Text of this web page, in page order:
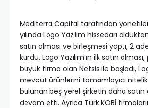
Mediterra Capital tarafından
yılında Logo Yazılım hissedarı
satın alması ve birleşmesi yaptı, 2
kurdu. Logo Yazılım’ın ilk satın
büyük firma olan Netsis ile başladı,
mevcut ürünlerini tamamlayıcı
bulunan beş yerel şirketin daha satın
devam etti. Ayrıca Türk KOBİ